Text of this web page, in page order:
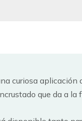
curiosa aplicación
que da a